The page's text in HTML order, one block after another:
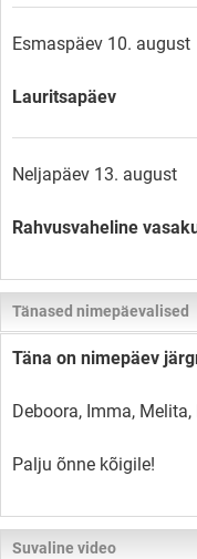
Esmaspäev 10. august
Lauritsapäev
Neljapäev 13. august
Rahvusvaheline
Tänased nimepäevalised
Täna on nimepäev
Deboora, Imma, Melita,
Palju õnne kõigile!
Suvaline video